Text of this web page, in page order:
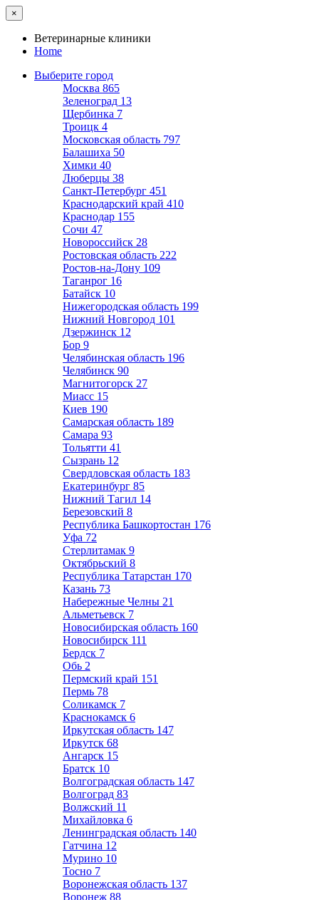
×
Ветеринарные клиники
Home
Выберите город
Москва 865
Зеленоград 13
Щербинка 7
Троицк 4
Московская область 797
Балашиха 50
Химки 40
Люберцы 38
Санкт-Петербург 451
Краснодарский край 410
Краснодар 155
Сочи 47
Новороссийск 28
Ростовская область 222
Ростов-на-Дону 109
Таганрог 16
Батайск 10
Нижегородская область 199
Нижний Новгород 101
Дзержинск 12
Бор 9
Челябинская область 196
Челябинск 90
Магнитогорск 27
Миасс 15
Киев 190
Самарская область 189
Самара 93
Тольятти 41
Сызрань 12
Свердловская область 183
Екатеринбург 85
Нижний Тагил 14
Березовский 8
Республика Башкортостан 176
Уфа 72
Стерлитамак 9
Октябрьский 8
Республика Татарстан 170
Казань 73
Набережные Челны 21
Альметьевск 7
Новосибирская область 160
Новосибирск 111
Бердск 7
Обь 2
Пермский край 151
Пермь 78
Соликамск 7
Краснокамск 6
Иркутская область 147
Иркутск 68
Ангарск 15
Братск 10
Волгоградская область 147
Волгоград 83
Волжский 11
Михайловка 6
Ленинградская область 140
Гатчина 12
Мурино 10
Тосно 7
Воронежская область 137
Воронеж 88